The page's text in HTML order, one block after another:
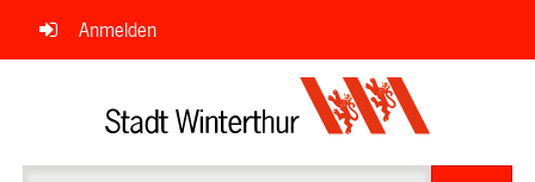
Navigation
überspringen
Anmelden